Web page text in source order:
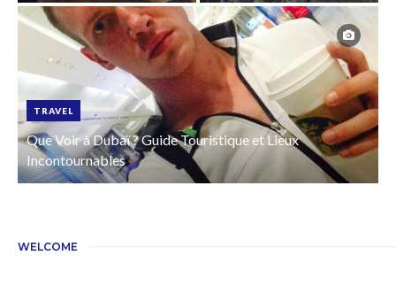
TRAVEL
Que Voir à Dubaï ? Guide Touristique et Lieux
Incontournables
WELCOME